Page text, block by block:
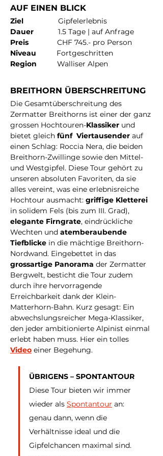
AUF EINEN BLICK
Ziel
                 Gipfelerlebnis
Dauer 1.5 Tage | auf Anfrage
Preis CHF 745.- pro Person
Niveau
          Fortgeschritten
Region
          Walliser Alpen
BREITHORN ÜBERSCHREITUNG
Die Gesamtüberschreitung des
Zermatter Breithorns ist einer der ganz
grossen Hochtouren-Klassiker und
bietet gleich fünf Viertausender auf
einen Schlag: Roccia Nera, die beiden
Breithorn-Zwillinge sowie den Mittel-
und Westgipfel. Diese Tour gehört zu
unseren absoluten Favoriten, da sie
alles vereint, was eine erlebnisreiche
Hochtour ausmacht: griffige Kletterei
in solidem Fels (bis zum III. Grad),
elegante Firngrate, eindrückliche
Wechten und atemberaubende
Tiefblicke in die mächtige Breithorn-
Nordwand. Eingebettet in das
grossartige Panorama der Zermatter
Bergwelt, besticht die Tour zudem
durch ihre hervorragende
Erreichbarkeit dank der Klein-
Matterhorn-Bahn. Kurz gesagt: Ein
abwechslungsreicher Mega-Klassiker,
den jeder ambitionierte Alpinist einmal
erlebt haben muss. Hier ein tolles
Video einer Begehung.
ÜBRIGENS – SPONTANTOUR
Diese Tour bieten wir immer
wieder als Spontantour an:
genau dann, wenn die
Verhältnisse ideal und die
Gipfelchancen maximal sind.